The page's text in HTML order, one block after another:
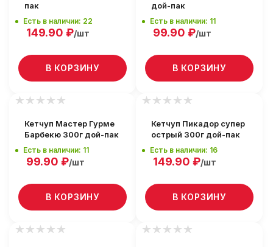
пак
Есть в наличии: 22
149.90 ₽/шт
В КОРЗИНУ
дой-пак
Есть в наличии: 11
99.90 ₽/шт
В КОРЗИНУ
Кетчуп Мастер Гурме
Барбекю 300г дой-пак
Есть в наличии: 11
99.90 ₽/шт
В КОРЗИНУ
Кетчуп Пикадор супер
острый 300г дой-пак
Есть в наличии: 16
149.90 ₽/шт
В КОРЗИНУ